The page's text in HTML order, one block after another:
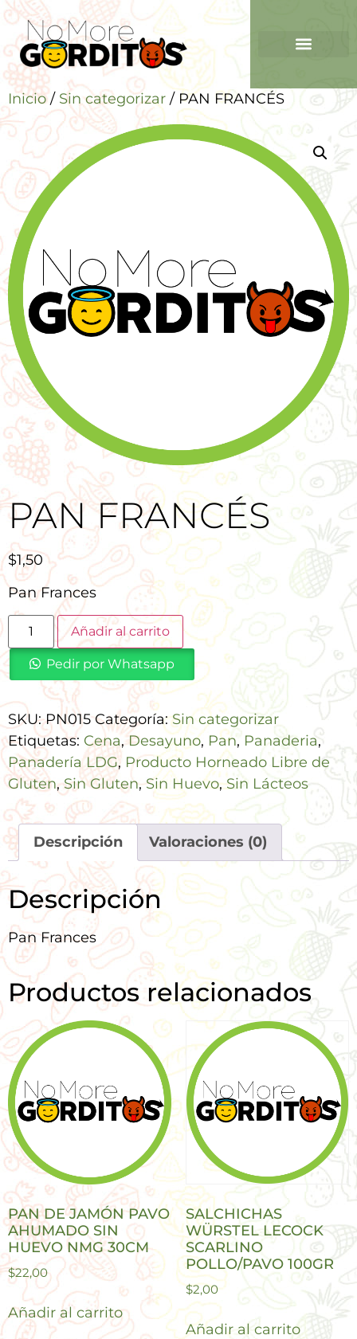
Inicio/ Sin categorizar / PAN FRANCÉS
PAN FRANCÉS
$1,50
Pan Frances
Añadir al carrito
Pedir por Whatsapp
SKU:PN015 Categoría:Sin categorizar
Etiquetas: Cena,Desayuno, Pan, Panaderia,
Panadería LDG, Producto Horneado Libre de
Gluten,Sin Gluten,Sin Huevo,Sin Lácteos
Descripción Valoraciones (0)
Descripción
Pan Frances
Productos relacionados
PAN DE JAMÓN PAVO
AHUMADO SIN
HUEVO NMG 30CM
$22,00
Añadir al carrito
SALCHICHAS
WÜRSTEL LECOCK
SCARLINO
POLLO/PAVO 100GR
$2,00
Añadir al carrito